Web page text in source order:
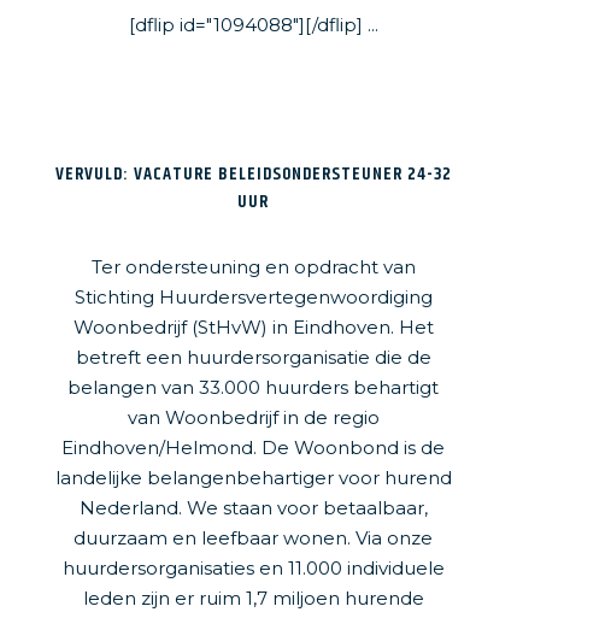
[dflip id="1094088"][/dflip] ...
VERVULD: VACATURE BELEIDSONDERSTEUNER 24-32
UUR
Ter ondersteuning en opdracht van
Stichting Huurdersvertegenwoordiging
Woonbedrijf (StHvW) in Eindhoven. Het
betreft een huurdersorganisatie die de
belangen van 33.000 huurders behartigt
van Woonbedrijf in de regio
Eindhoven/Helmond. De Woonbond is de
landelijke belangenbehartiger voor hurend
Nederland. We staan voor betaalbaar,
duurzaam en leefbaar wonen. Via onze
huurdersorganisaties en 11.000 individuele
leden zijn er ruim 1,7 miljoen hurende